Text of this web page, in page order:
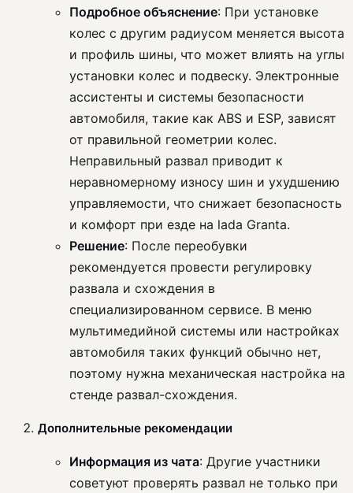
Подробное объяснение: При установке
колес с другим радиусом меняется высота
и профиль шины, что может влиять на углы
установки колес и подвеску. Электронные
ассистенты и системы безопасности
автомобиля, такие как ABS и ESP, зависят
от правильной геометрии колес.
Неправильный развал приводит к
неравномерному износу шин и ухудшению
управляемости, что снижает безопасность
и комфорт при езде на lada Granta.
Решение: После переобувки
рекомендуется провести регулировку
развала и схождения в
специализированном сервисе. В меню
мультимедийной системы или настройках
автомобиля таких функций обычно нет,
поэтому нужна механическая настройка на
стенде развал-схождения.
Дополнительные рекомендации
Информация из чата: Другие участники
советуют проверять развал не только при